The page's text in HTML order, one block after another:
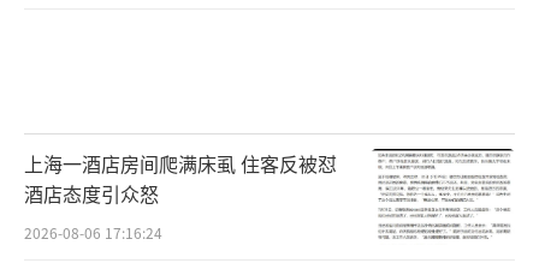
上海一酒店房间爬满床虱 住客反被怼
酒店态度引众怒
2026-08-06 17:16:24